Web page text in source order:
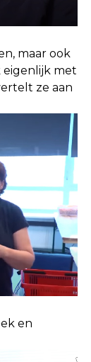
maar ook
eigenlijk met
ze aan
en